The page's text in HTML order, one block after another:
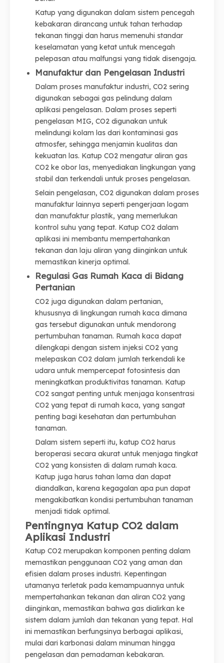
Katup yang digunakan dalam sistem pencegah
kebakaran dirancang untuk tahan terhadap
tekanan tinggi dan harus memenuhi standar
keselamatan yang ketat untuk mencegah
pelepasan atau malfungsi yang tidak disengaja.
Manufaktur dan Pengelasan Industri
Dalam proses manufaktur industri, CO2 sering
digunakan sebagai gas pelindung dalam
aplikasi pengelasan. Dalam proses seperti
pengelasan MIG, CO2 digunakan untuk
melindungi kolam las dari kontaminasi gas
atmosfer, sehingga menjamin kualitas dan
kekuatan las. Katup CO2 mengatur aliran gas
CO2 ke obor las, menyediakan lingkungan yang
stabil dan terkendali untuk proses pengelasan.
Selain pengelasan, CO2 digunakan dalam proses
manufaktur lainnya seperti pengerjaan logam
dan manufaktur plastik, yang memerlukan
kontrol suhu yang tepat. Katup CO2 dalam
aplikasi ini membantu mempertahankan
tekanan dan laju aliran yang diinginkan untuk
memastikan kinerja optimal.
Regulasi Gas Rumah Kaca di Bidang
Pertanian
CO2 juga digunakan dalam pertanian,
khususnya di lingkungan rumah kaca dimana
gas tersebut digunakan untuk mendorong
pertumbuhan tanaman. Rumah kaca dapat
dilengkapi dengan sistem injeksi CO2 yang
melepaskan CO2 dalam jumlah terkendali ke
udara untuk mempercepat fotosintesis dan
meningkatkan produktivitas tanaman. Katup
CO2 sangat penting untuk menjaga konsentrasi
CO2 yang tepat di rumah kaca, yang sangat
penting bagi kesehatan dan pertumbuhan
tanaman.
Dalam sistem seperti itu, katup CO2 harus
beroperasi secara akurat untuk menjaga tingkat
CO2 yang konsisten di dalam rumah kaca.
Katup juga harus tahan lama dan dapat
diandalkan, karena kegagalan apa pun dapat
mengakibatkan kondisi pertumbuhan tanaman
menjadi tidak optimal.
Pentingnya Katup CO2 dalam
Aplikasi Industri
Katup CO2 merupakan komponen penting dalam
memastikan penggunaan CO2 yang aman dan
efisien dalam proses industri. Kepentingan
utamanya terletak pada kemampuannya untuk
mempertahankan tekanan dan aliran CO2 yang
diinginkan, memastikan bahwa gas dialirkan ke
sistem dalam jumlah dan tekanan yang tepat. Hal
ini memastikan berfungsinya berbagai aplikasi,
mulai dari karbonasi dalam minuman hingga
pengelasan dan pemadaman kebakaran.